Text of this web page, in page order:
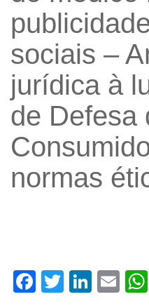
sociais –
jurídica à
de Defesa
normas
Facebook
Twitter